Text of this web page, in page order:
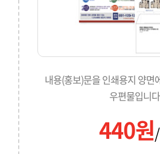
내용(홍보)문을 인쇄용지 양면
우편물입니
440원